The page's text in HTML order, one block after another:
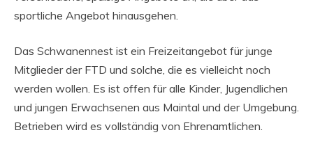
sportliche Angebot hinausgehen.
Das Schwanennest ist ein Freizeitangebot für junge
Mitglieder der FTD und solche, die es vielleicht noch
werden wollen. Es ist offen für alle Kinder, Jugendlichen
und jungen Erwachsenen aus Maintal und der Umgebung.
Betrieben wird es vollständig von Ehrenamtlichen.